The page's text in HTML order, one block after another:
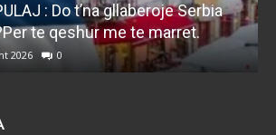
: Do t’na gllaberoje Serbia
te qeshur me te marret.
2026 0